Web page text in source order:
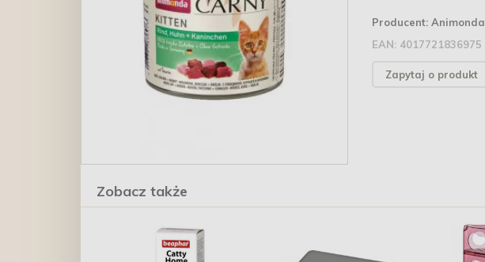
Producent:Animonda
EAN: 4017721836975
Zapytaj o produkt
Zobacz także